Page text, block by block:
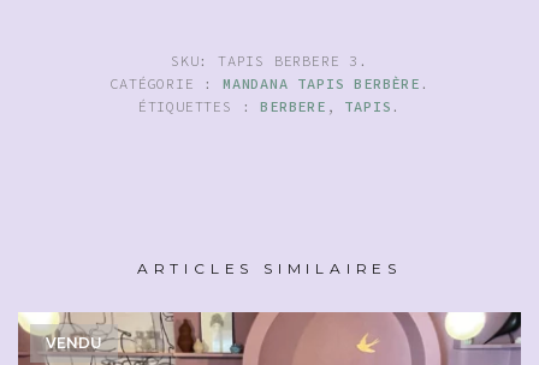
SKU:TAPIS BERBERE 3 .
CATÉGORIE : MANDANA TAPIS BERBÈRE .
ÉTIQUETTES :BERBERE , TAPIS .
ARTICLES SIMILAIRES
VENDU